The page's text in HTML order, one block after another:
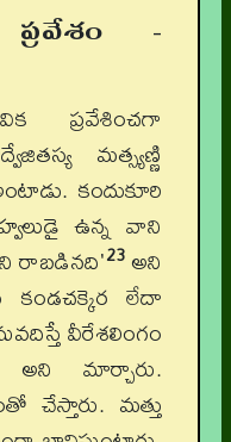
-
ప్రవేశించగా
మత్స్యణ్ణి
కందుకూరి
ఉన్న వాని
రాబడినది'23అని
కండచక్కెర లేదా
వీరేశలింగం
అని మార్చారు.
చేస్తారు. మత్తు